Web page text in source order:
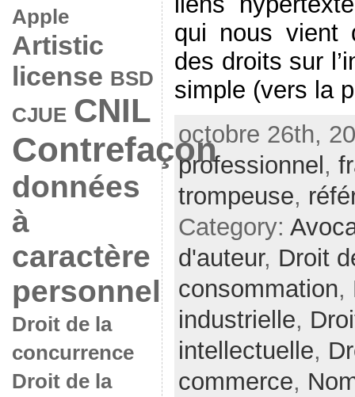
Apple
Artistic
license BSD
CJUE CNIL
Contrefaçon
données
à
caractère
personnel
Droit de la
concurrence
Droit de la
qui nous vient
des droits sur
simple (vers la
octobre 26th,
professionnel,
trompeuse,
Category:
d'auteur, Droit
consommation,
industrielle,
intellectuelle,
commerce,